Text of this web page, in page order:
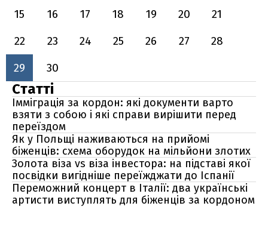
15
16 17 18 19 20
21
22
23 24 25 26 27
28
29
30
Статті
Імміграція за кордон: які документи варто
взяти з собою і які справи вирішити перед
переїздом
Як у Польщі наживаються на прийомі
біженців: схема оборудок на мільйони злотих
Золота віза vs віза інвестора: на підставі якої
посвідки вигідніше переїжджати до Іспанії
Переможний концерт в Італії: два українські
артисти виступлять для біженців за кордоном